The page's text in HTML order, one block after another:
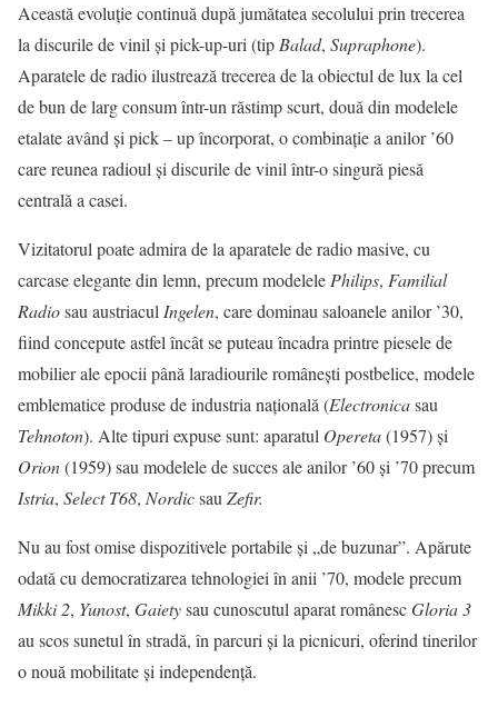
Această evoluție continuă după jumătatea secolului prin trecerea
la discurile de vinil și pick-up-uri (tipBalad, Supraphone).
Aparatele de radio ilustrează trecerea de la obiectul de lux la cel
de bun de larg consum într-un răstimp scurt, două din modelele
etalate având şi pick – up încorporat, o combinație a anilor ’60
care reunea radioul și discurile de vinil într-o singură piesă
centrală a casei.
Vizitatorul poate admira de la aparatele de radio masive, cu
carcase elegante din lemn, precum modelelePhilips, Familial
Radiosau austriaculIngelen, care dominau saloanele anilor ’30,
fiind concepute astfel încât se puteau încadra printre piesele de
mobilier ale epocii până laradiourile românești postbelice, modele
emblematice produse de industria națională (Electronicasau
Tehnoton). Alte tipuri expuse sunt: aparatul Opereta(1957) și
Orion(1959) sau modelele de succes ale anilor ’60 și ’70 precum
Istria, Select T68, NordicsauZefir.
Nu au fost omise dispozitivele portabile și „de buzunar”. Apărute
odată cu democratizarea tehnologiei în anii ’70, modele precum
Mikki 2, Yunost, Gaietysau cunoscutul aparat românescGloria 3
au scos sunetul în stradă, în parcuri și la picnicuri, oferind tinerilor
o nouă mobilitate și independență.